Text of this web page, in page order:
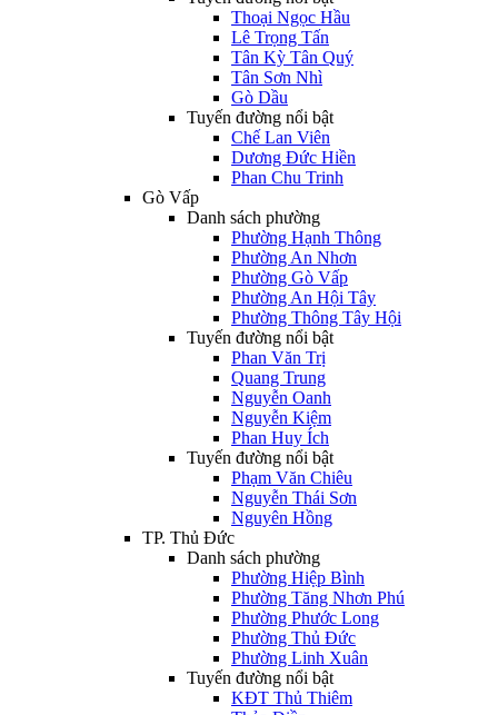
Thoại Ngọc Hầu
Lê Trọng Tấn
Tân Kỳ Tân Quý
Tân Sơn Nhì
Gò Dầu
Tuyến đường nổi bật
Chế Lan Viên
Dương Đức Hiền
Phan Chu Trinh
Gò Vấp
Danh sách phường
Phường Hạnh Thông
Phường An Nhơn
Phường Gò Vấp
Phường An Hội Tây
Phường Thông Tây Hội
Tuyến đường nổi bật
Phan Văn Trị
Quang Trung
Nguyễn Oanh
Nguyễn Kiệm
Phan Huy Ích
Tuyến đường nổi bật
Phạm Văn Chiêu
Nguyễn Thái Sơn
Nguyên Hồng
TP. Thủ Đức
Danh sách phường
Phường Hiệp Bình
Phường Tăng Nhơn Phú
Phường Phước Long
Phường Thủ Đức
Phường Linh Xuân
Tuyến đường nổi bật
KĐT Thủ Thiêm